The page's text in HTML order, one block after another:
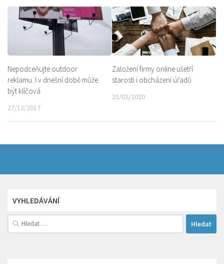
Nepodceňujte outdoor
reklamu. I v dnešní době může
být klíčová
27/12/2017
Založení firmy online ušetří
starosti i obcházení úřadů
25/02/2020
VYHLEDÁVÁNÍ
Vyhledávání